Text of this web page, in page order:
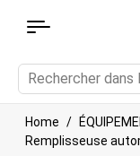
Home
Remplisseuse